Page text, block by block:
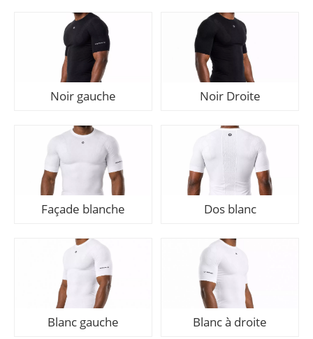
Noir gauche Noir Droite
Façade blanche Dos blanc
Blanc gauche Blanc à droite